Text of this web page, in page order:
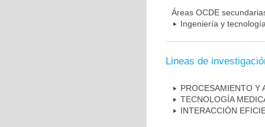
Áreas OCDE
Ingeniería y
Lineas de
PROCESAMIENTO Y
TECNOLOGÍA
INTERACCIÓN